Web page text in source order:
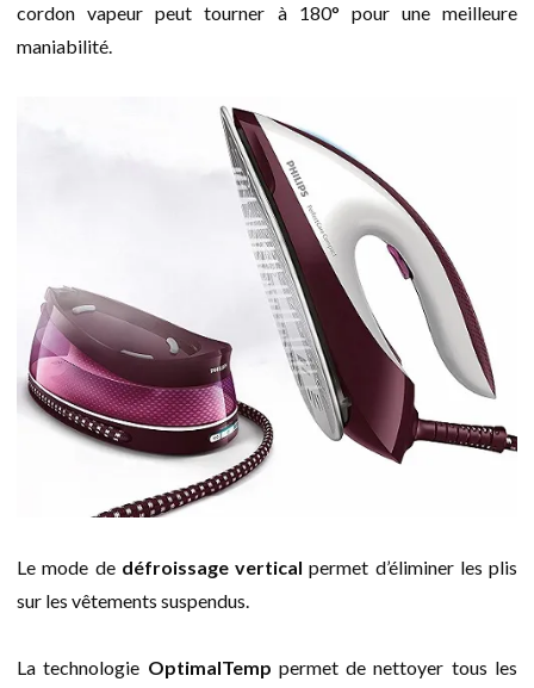
cordon vapeur peut tourner à 180° pour une meilleure
maniabilité.
Le mode de défroissage vertical permet d’éliminer les plis
sur les vêtements suspendus.
La technologie OptimalTemp permet de nettoyer tous les